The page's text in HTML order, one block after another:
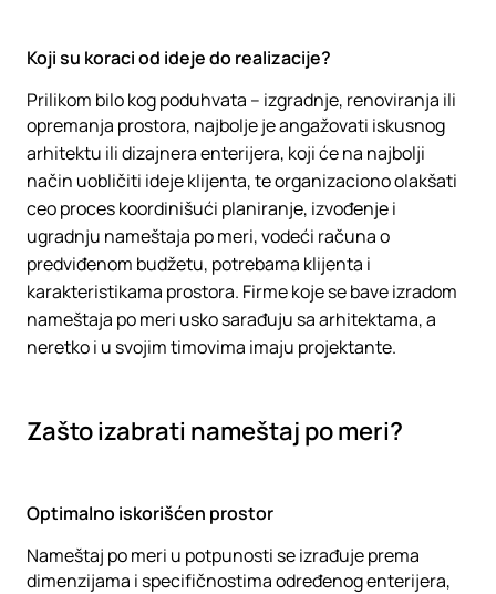
Koji su koraci od ideje do realizacije?
Prilikom bilo kog poduhvata – izgradnje, renoviranja ili
opremanja prostora, najbolje je angažovati iskusnog
arhitektu ili dizajnera enterijera, koji će na najbolji
način uobličiti ideje klijenta, te organizaciono olakšati
ceo proces koordinišući planiranje, izvođenje i
ugradnju nameštaja po meri, vodeći računa o
predviđenom budžetu, potrebama klijenta i
karakteristikama prostora. Firme koje se bave izradom
nameštaja po meri usko sarađuju sa arhitektama, a
neretko i u svojim timovima imaju projektante.
Zašto izabrati nameštaj po meri?
Optimalno iskorišćen prostor
Nameštaj po meri u potpunosti se izrađuje prema
dimenzijama i specifičnostima određenog enterijera,